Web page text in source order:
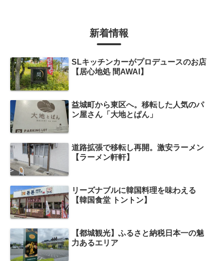
新着情報
SLキッチンカーがプロデュースのお店
【居心地処 間AWAI】
益城町から東区へ。移転した人気のパ
ン屋さん「大地とぱん」
道路拡張で移転し再開。激安ラーメン
【ラーメン軒軒】
リーズナブルに韓国料理を味わえる
【韓国食堂 トントン】
【都城観光】ふるさと納税日本一の魅
力あるエリア